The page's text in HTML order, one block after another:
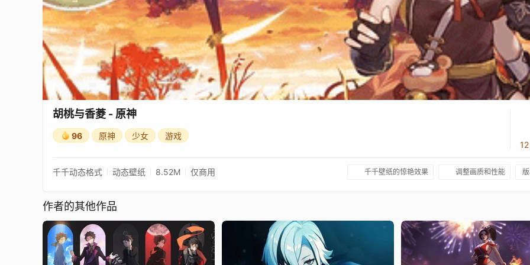
胡桃与香菱 - 原神
96 原神 少女 游戏
千千动态格式 动态壁纸 8.52M 仅商用 千千壁纸的惊艳效果 调整画质和性能
作者的其他作品